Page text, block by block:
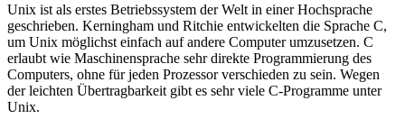
Unix ist als erstes Betriebssystem der Welt in einer Hochsprache
geschrieben. Kerningham und Ritchie entwickelten die Sprache C,
um Unix möglichst einfach auf andere Computer umzusetzen. C
erlaubt wie Maschinensprache sehr direkte Programmierung des
Computers, ohne für jeden Prozessor verschieden zu sein. Wegen
der leichten Übertragbarkeit gibt es sehr viele C-Programme unter
Unix.